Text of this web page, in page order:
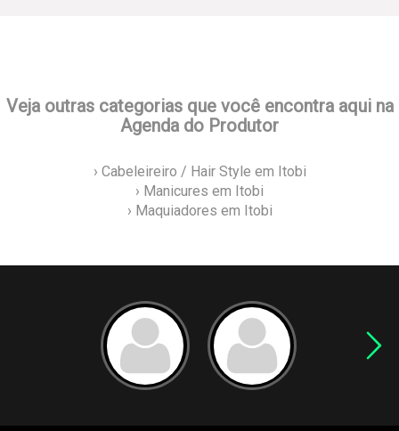
Veja outras categorias que você encontra aqui na
Agenda do Produtor
› Cabeleireiro / Hair Style em Itobi
› Manicures em Itobi
› Maquiadores em Itobi